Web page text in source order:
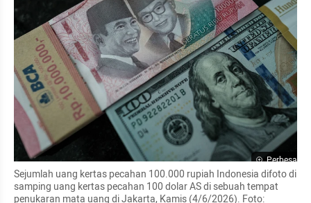
Perbesar
Sejumlah uang kertas pecahan 100.000 rupiah Indonesia difoto di
samping uang kertas pecahan 100 dolar AS di sebuah tempat
penukaran mata uang di Jakarta, Kamis (4/6/2026). Foto: